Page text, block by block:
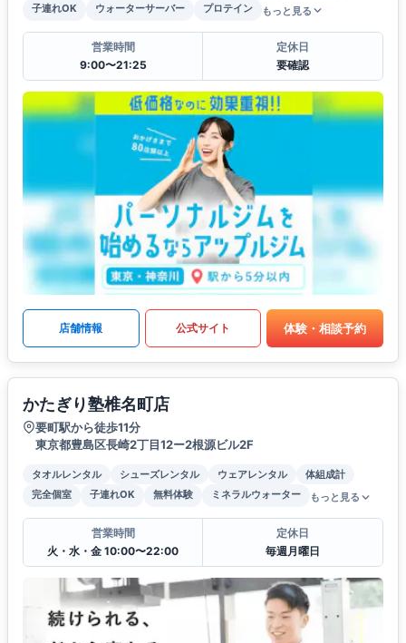
子連れOK
ウォーターサーバー プロテイン もっと見る
営業時間
9:00〜21:25
定休日
要確認
店舗情報 公式サイト 体験・相談予約
かたぎり塾椎名町店
要町駅から徒歩11分
東京都豊島区長崎2丁目12ー2根源ビル2F
タオルレンタル シューズレンタル ウェアレンタル
体組成計
完全個室
子連れOK 無料体験 ミネラルウォーター もっと見る
営業時間
火・水・金 10:00〜22:00
定休日
毎週月曜日